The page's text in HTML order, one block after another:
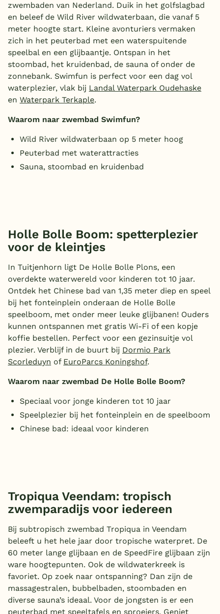
zwembaden van Nederland. Duik in het golfslagbad
en beleef de Wild River wildwaterbaan, die vanaf 5
meter hoogte start. Kleine avonturiers vermaken
zich in het peuterbad met een waterspuitende
speelbal en een glijbaantje. Ontspan in het
stoombad, het kruidenbad, de sauna of onder de
zonnebank. Swimfun is perfect voor een dag vol
waterplezier, vlak bij Landal Waterpark Oudehaske
en Waterpark Terkaple.
Waarom naar zwembad Swimfun?
Wild River wildwaterbaan op 5 meter hoog
Peuterbad met waterattracties
Sauna, stoombad en kruidenbad
Holle Bolle Boom: spetterplezier
voor de kleintjes
In Tuitjenhorn ligt De Holle Bolle Plons, een
overdekte waterwereld voor kinderen tot 10 jaar.
Ontdek het Chinese bad van 1,35 meter diep en speel
bij het fonteinplein onderaan de Holle Bolle
speelboom, met onder meer leuke glijbanen! Ouders
kunnen ontspannen met gratis Wi-Fi of een kopje
koffie bestellen. Perfect voor een gezinsuitje vol
plezier. Verblijf in de buurt bij Dormio Park
Scorleduyn of EuroParcs Koningshof.
Waarom naar zwembad De Holle Bolle Boom?
Speciaal voor jonge kinderen tot 10 jaar
Speelplezier bij het fonteinplein en de speelboom
Chinese bad: ideaal voor kinderen
Tropiqua Veendam: tropisch
zwemparadijs voor iedereen
Bij subtropisch zwembad Tropiqua in Veendam
beleeft u het hele jaar door tropische waterpret. De
60 meter lange glijbaan en de SpeedFire glijbaan zijn
ware hoogtepunten. Ook de wildwaterkreek is
favoriet. Op zoek naar ontspanning? Dan zijn de
massagestralen, bubbelbaden, stoombaden en
diverse sauna’s ideaal. Voor de jongsten is er een
peuterbad met speeltafels en sproeiers. Geniet